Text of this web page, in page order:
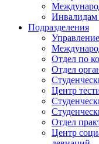
Подразделения
Отдел по
Отдел
Центр
Отдел
Центр